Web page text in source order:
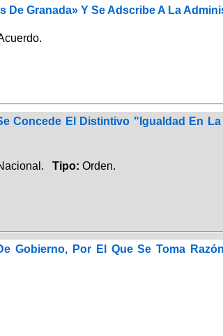
Granada» Y Se Adscribe A La
Concede El Distintivo "Igualdad En
Tipo: Orden.
Gobierno, Por El Que Se Toma